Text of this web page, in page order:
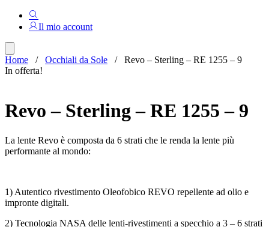
Il mio account
Home / Occhiali da Sole / Revo – Sterling – RE 1255 – 9
In offerta!
Revo – Sterling – RE 1255 – 9
La lente Revo è composta da 6 strati che le renda la lente più
performante al mondo:
1) Autentico rivestimento Oleofobico REVO repellente ad olio e
impronte digitali.
2) Tecnologia NASA delle lenti-rivestimenti a specchio a 3 – 6 strati